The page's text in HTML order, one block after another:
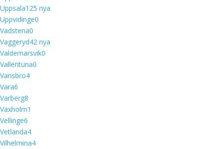
Uppsala125 nya
Uppvidinge0
Vadstena0
Vaggeryd42 nya
Valdemarsvik0
Vallentuna0
Vansbro4
Vara6
Varberg8
Vaxholm1
Vellinge6
Vetlanda4
Vilhelmina4